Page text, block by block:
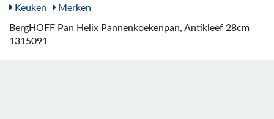
Keuken
Merken
BergHOFF Pan Helix Pannenkoekenpan, Antikleef 28cm
1315091